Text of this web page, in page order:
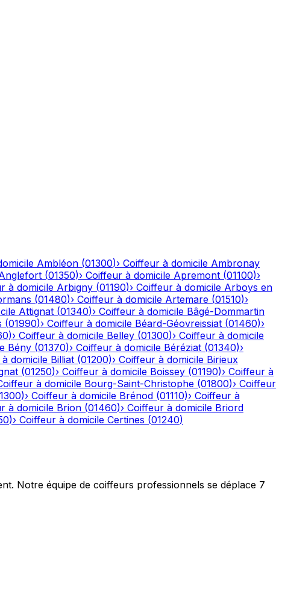
Ambléon (01300)› Coiffeur à domicile Ambronay
(01350)› Coiffeur à domicile Apremont (01100)›
à domicile Arbigny (01190)› Coiffeur à domicile Arboys en
(01480)› Coiffeur à domicile Artemare (01510)›
Attignat (01340)› Coiffeur à domicile Bâgé-Dommartin
(01990)› Coiffeur à domicile Béard-Géovreissiat (01460)›
)› Coiffeur à domicile Belley (01300)› Coiffeur à domicile
Bény (01370)› Coiffeur à domicile Béréziat (01340)›
domicile Billiat (01200)› Coiffeur à domicile Birieux
(01250)› Coiffeur à domicile Boissey (01190)› Coiffeur à
à domicile Bourg-Saint-Christophe (01800)› Coiffeur
)› Coiffeur à domicile Brénod (01110)› Coiffeur à
à domicile Brion (01460)› Coiffeur à domicile Briord
)› Coiffeur à domicile Certines (01240)
Notre équipe de coiffeurs professionnels se déplace 7